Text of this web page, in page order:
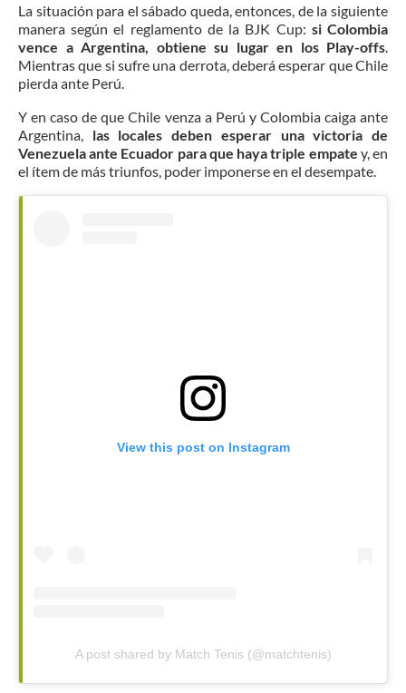
La situación para el sábado queda, entonces, de la siguiente
manera según el reglamento de la BJK Cup: si Colombia
vence a Argentina, obtiene su lugar en los Play-offs
Mientras que si sufre una derrota, deberá esperar que Chile
pierda ante Perú.
Y en caso de que Chile venza a Perú y Colombia caiga ante
Argentina, las locales deben esperar una victoria de
Venezuela ante Ecuador para que haya triple empate y, en
el ítem de más triunfos, poder imponerse en el desempate.
View this post on Instagram
A post shared by Match Tenis (@matchtenis)